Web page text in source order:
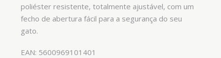
poliéster resistente, totalmente ajustável, com um
fecho de abertura fácil para a segurança do seu
gato.
EAN: 5600969101401